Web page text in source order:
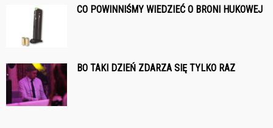
CO POWINNIŚMY WIEDZIEĆ O BRONI HUKOWEJ
BO TAKI DZIEŃ ZDARZA SIĘ TYLKO RAZ